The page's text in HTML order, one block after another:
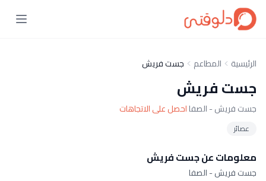
الرئيسية المطاعم جست فريش
جست فريش
جست فريش - الصفااحصل على الاتجاهات
عصائر
معلومات عن جست فريش
جست فريش - الصفا